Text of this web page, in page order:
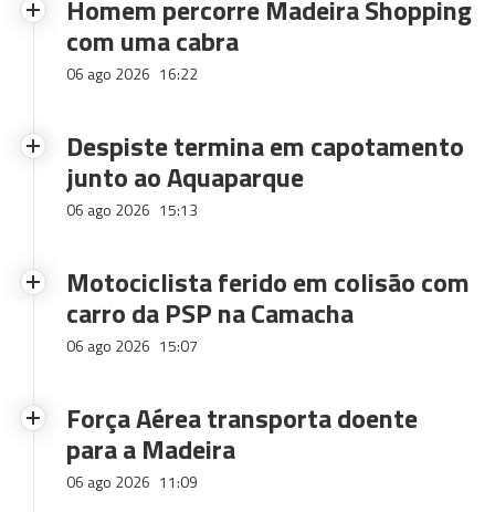
Homem percorre Madeira Shopping
com uma cabra
06 ago 2026 16:22
Despiste termina em capotamento
junto ao Aquaparque
06 ago 2026 15:13
Motociclista ferido em colisão com
carro da PSP na Camacha
06 ago 2026 15:07
Força Aérea transporta doente
para a Madeira
06 ago 2026 11:09